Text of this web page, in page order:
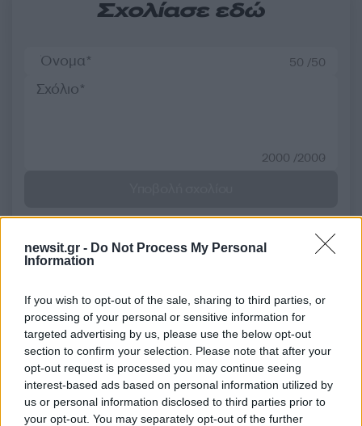
newsit.gr - Do Not Process My Personal
Information
If you wish to opt-out of the sale, sharing to third parties, or
processing of your personal or sensitive information for
targeted advertising by us, please use the below opt-out
section to confirm your selection. Please note that after your
opt-out request is processed you may continue seeing
interest-based ads based on personal information utilized by
us or personal information disclosed to third parties prior to
your opt-out. You may separately opt-out of the further
Σχολίασε εδώ
50 /50
2000 /2000
ΝΤΕΝΙΣ ΣΡΕΝΤΕΡ
Share:
Ακολουθήστε το Νewsit.gr στο Google News
ενημερωθείτε πρώτοι για όλη την ειδησεογραφία και τα
τελευταία νέα της ημέρας